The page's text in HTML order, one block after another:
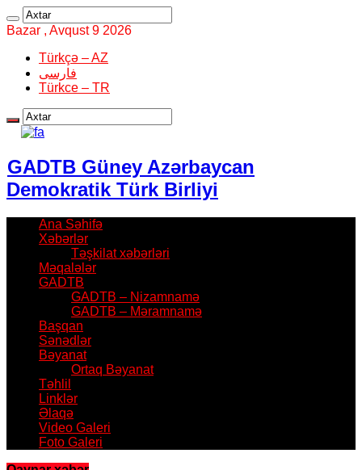
Bazar , Avqust 9 2026
Türkçə – AZ
فارسی
Türkce – TR
GADTB Güney Azərbaycan
Demokratik Türk Birliyi
Ana Səhifə
Xəbərlər
Təşkilat xəbərləri
Məqalələr
GADTB
GADTB – Nizamnamə
GADTB – Məramnamə
Başqan
Sənədlər
Bəyanat
Ortaq Bəyanat
Təhlil
Linklər
Əlaqə
Video Galeri
Foto Galeri